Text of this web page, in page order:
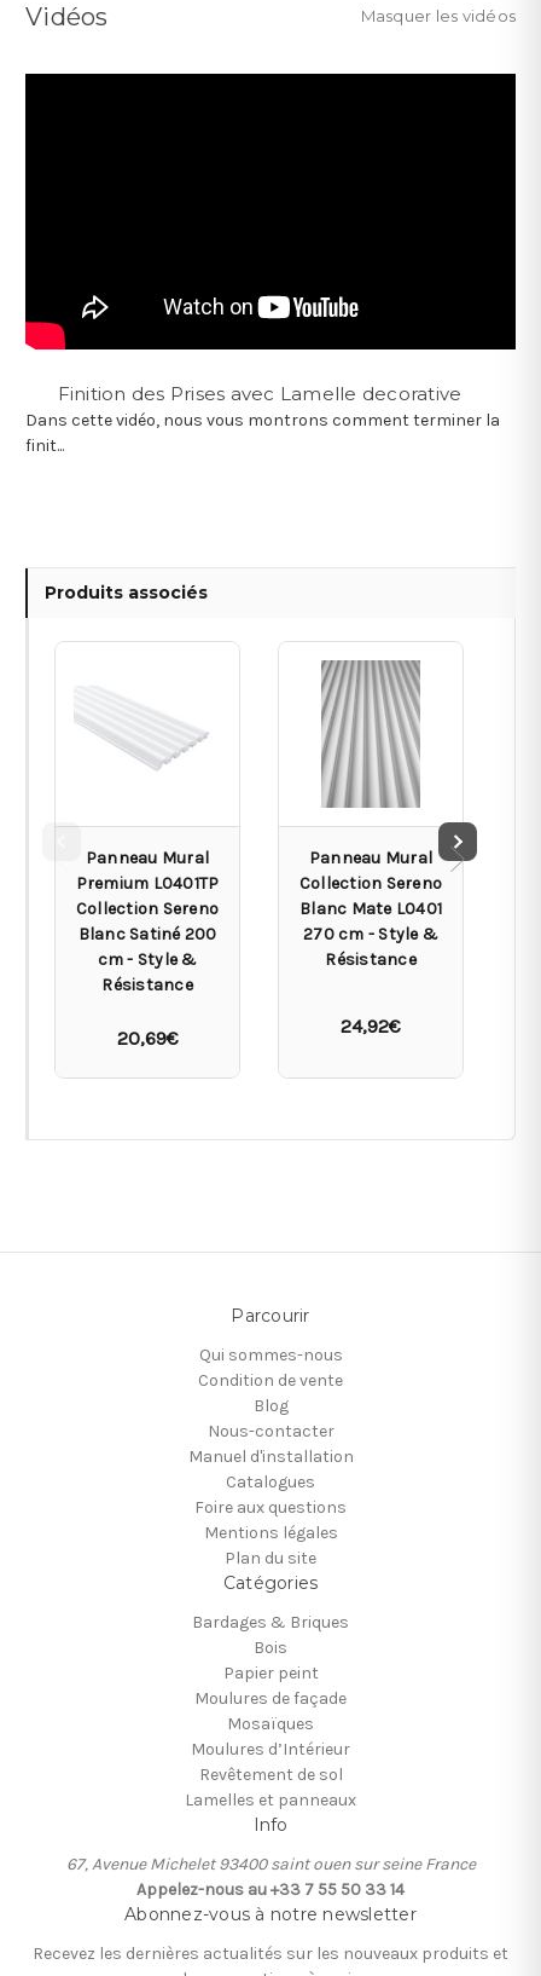
Vidéos Masquer les vidéos
Finition des Prises avec Lamelle decorative
Dans cette vidéo, nous vous montrons comment terminer la
finit...
Produits associés
Panneau Mural
Premium L0401TP
Collection Sereno
Blanc Satiné 200
cm - Style &
Résistance
20,69€
Panneau Mural
Collection Sereno
Blanc Mate L0401
270 cm - Style &
Résistance
24,92€
Parcourir
Qui sommes-nous
Condition de vente
Blog
Nous-contacter
Manuel d'installation
Catalogues
Foire aux questions
Mentions légales
Plan du site
Catégories
Bardages & Briques
Bois
Papier peint
Moulures de façade
Mosaïques
Moulures d’Intérieur
Revêtement de sol
Lamelles et panneaux
Info
67, Avenue Michelet 93400 saint ouen sur seine France
Appelez-nous au +33 7 55 50 33 14
Abonnez-vous à notre newsletter
Recevez les dernières actualités sur les nouveaux produits et